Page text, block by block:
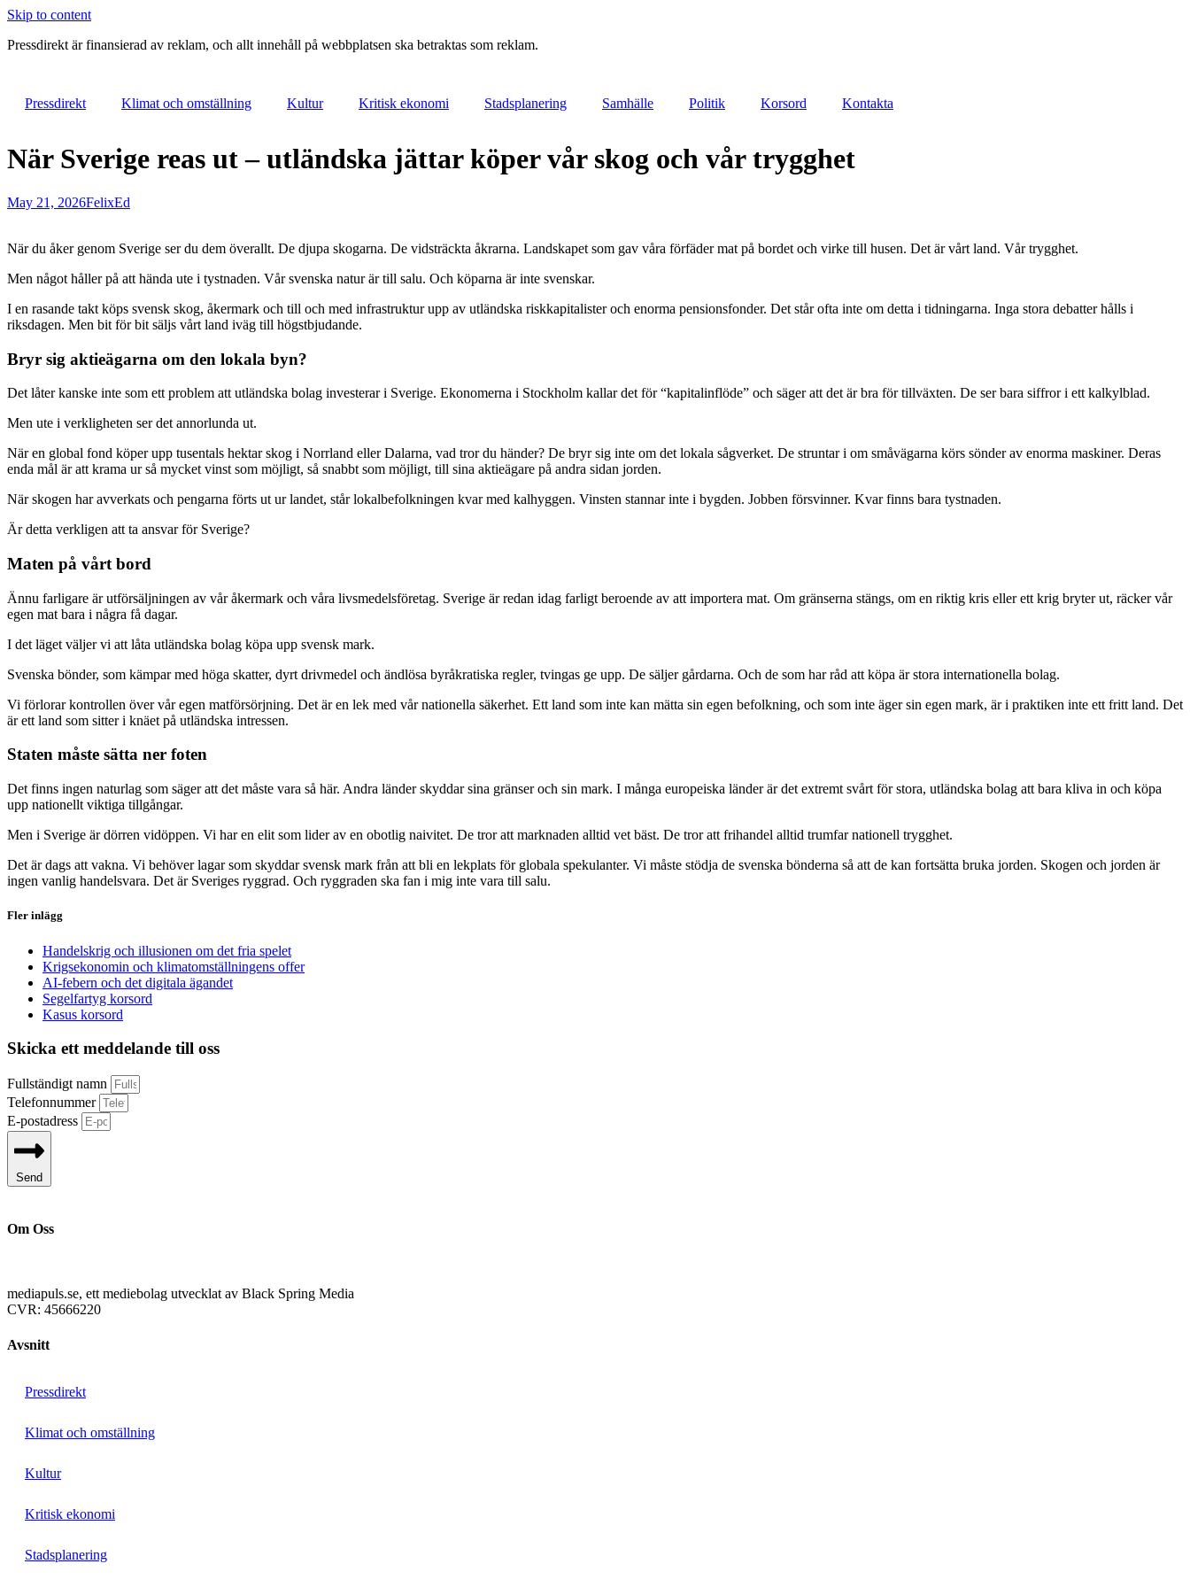
Skip to content
Pressdirekt är finansierad av reklam, och allt innehåll på webbplatsen ska betraktas som reklam.
Pressdirekt Klimat och omställning Kultur Kritisk ekonomi Stadsplanering Samhälle Politik Korsord Kontakta
När Sverige reas ut – utländska jättar köper vår skog och vår trygghet
May 21, 2026FelixEd
När du åker genom Sverige ser du dem överallt. De djupa skogarna. De vidsträckta åkrarna. Landskapet som gav våra förfäder mat på bordet och virke till husen. Det är vårt land. Vår trygghet.
Men något håller på att hända ute i tystnaden. Vår svenska natur är till salu. Och köparna är inte svenskar.
I en rasande takt köps svensk skog, åkermark och till och med infrastruktur upp av utländska riskkapitalister och enorma pensionsfonder. Det står ofta inte om detta i tidningarna. Inga stora debatter hålls i
riksdagen. Men bit för bit säljs vårt land iväg till högstbjudande.
Bryr sig aktieägarna om den lokala byn?
Det låter kanske inte som ett problem att utländska bolag investerar i Sverige. Ekonomerna i Stockholm kallar det för “kapitalinflöde” och säger att det är bra för tillväxten. De ser bara siffror i ett kalkylblad.
Men ute i verkligheten ser det annorlunda ut.
När en global fond köper upp tusentals hektar skog i Norrland eller Dalarna, vad tror du händer? De bryr sig inte om det lokala sågverket. De struntar i om småvägarna körs sönder av enorma maskiner. Deras
enda mål är att krama ur så mycket vinst som möjligt, så snabbt som möjligt, till sina aktieägare på andra sidan jorden.
När skogen har avverkats och pengarna förts ut ur landet, står lokalbefolkningen kvar med kalhyggen. Vinsten stannar inte i bygden. Jobben försvinner. Kvar finns bara tystnaden.
Är detta verkligen att ta ansvar för Sverige?
Maten på vårt bord
Ännu farligare är utförsäljningen av vår åkermark och våra livsmedelsföretag. Sverige är redan idag farligt beroende av att importera mat. Om gränserna stängs, om en riktig kris eller ett krig bryter ut, räcker vår
egen mat bara i några få dagar.
I det läget väljer vi att låta utländska bolag köpa upp svensk mark.
Svenska bönder, som kämpar med höga skatter, dyrt drivmedel och ändlösa byråkratiska regler, tvingas ge upp. De säljer gårdarna. Och de som har råd att köpa är stora internationella bolag.
Vi förlorar kontrollen över vår egen matförsörjning. Det är en lek med vår nationella säkerhet. Ett land som inte kan mätta sin egen befolkning, och som inte äger sin egen mark, är i praktiken inte ett fritt land. Det
är ett land som sitter i knäet på utländska intressen.
Staten måste sätta ner foten
Det finns ingen naturlag som säger att det måste vara så här. Andra länder skyddar sina gränser och sin mark. I många europeiska länder är det extremt svårt för stora, utländska bolag att bara kliva in och köpa
upp nationellt viktiga tillgångar.
Men i Sverige är dörren vidöppen. Vi har en elit som lider av en obotlig naivitet. De tror att marknaden alltid vet bäst. De tror att frihandel alltid trumfar nationell trygghet.
Det är dags att vakna. Vi behöver lagar som skyddar svensk mark från att bli en lekplats för globala spekulanter. Vi måste stödja de svenska bönderna så att de kan fortsätta bruka jorden. Skogen och jorden är
ingen vanlig handelsvara. Det är Sveriges ryggrad. Och ryggraden ska fan i mig inte vara till salu.
Fler inlägg
Handelskrig och illusionen om det fria spelet
Krigsekonomin och klimatomställningens offer
AI-febern och det digitala ägandet
Segelfartyg korsord
Kasus korsord
Skicka ett meddelande till oss
Fullständigt namn
Telefonnummer
E-postadress
Send
Om Oss
mediapuls.se, ett mediebolag utvecklat av Black Spring Media
CVR: 45666220
Avsnitt
Pressdirekt
Klimat och omställning
Kultur
Kritisk ekonomi
Stadsplanering